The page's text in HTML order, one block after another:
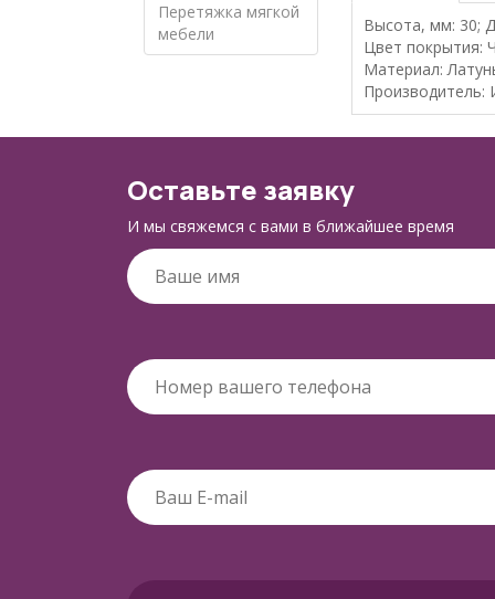
Перетяжка мягкой
мебели
Высота, мм: 30;
Цвет покрытия:
Материал:
Производитель:
Оставьте заявку
И мы свяжемся с вами в ближайшее время